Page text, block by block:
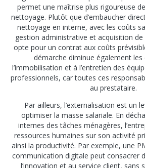
permet une maîtrise plus rigoureuse
nettoyage. Plutôt que d’embaucher
nettoyage en interne, avec les coûts
gestion administrative et acquisition de
opte pour un contrat aux coûts
démarche diminue également les
l’immobilisation et à l’entretien des
professionnels, car toutes ces
au prestataire.
Par ailleurs, l’externalisation est un
optimiser la masse salariale. En
internes des tâches ménagères,
ressources humaines sur son activité
ainsi la productivité. Par exemple, une
communication digitale peut consacrer
l’innovation et au service client, sans